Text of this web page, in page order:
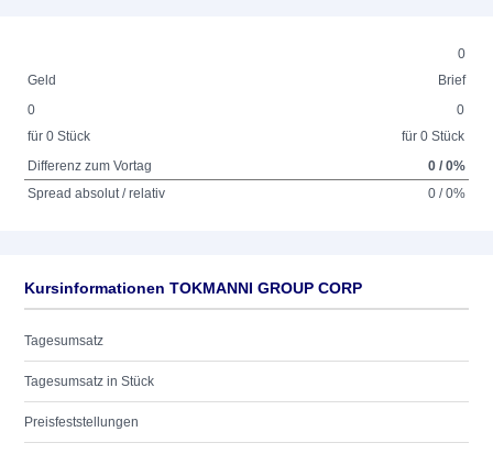
0
Geld
Brief
0
für 0 Stück
0
für 0 Stück
Differenz zum Vortag
0 / 0%
Spread absolut / relativ
0 / 0%
Kursinformationen TOKMANNI GROUP CORP
Tagesumsatz
Tagesumsatz in Stück
Preisfeststellungen